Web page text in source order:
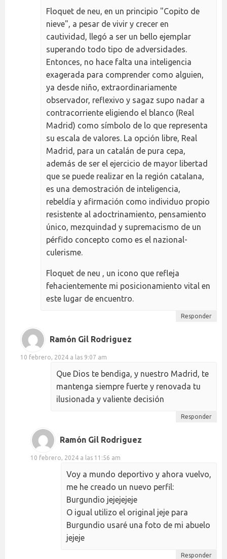
Floquet de neu, en un principio "Copito de
nieve", a pesar de vivir y crecer en
cautividad, llegó a ser un bello ejemplar
superando todo tipo de adversidades.
Entonces, no hace falta una inteligencia
exagerada para comprender como alguien,
ya desde niño, extraordinariamente
observador, reflexivo y sagaz supo nadar a
contracorriente eligiendo el blanco (Real
Madrid) como símbolo de lo que representa
su escala de valores. La opción libre, Real
Madrid, para un catalán de pura cepa,
además de ser el ejercicio de mayor libertad
que se puede realizar en la región catalana,
es una demostración de inteligencia,
rebeldía y afirmación como individuo propio
resistente al adoctrinamiento, pensamiento
único, mezquindad y supremacismo de un
pérfido concepto como es el nazional-
culerisme.
Floquet de neu , un icono que refleja
fehacientemente mi posicionamiento vital en
este lugar de encuentro.
Responder
Ramón Gil Rodriguez
10 febrero, 2024 a las 9:07 am
Que Dios te bendiga, y nuestro Madrid, te
mantenga siempre fuerte y renovada tu
ilusionada y valiente decisión
Responder
Ramón Gil Rodriguez
10 febrero, 2024 a las 11:56 am
Voy a mundo deportivo y ahora vuelvo,
me he creado un nuevo perfil:
Burgundio jejejejeje
O igual utilizo el original jeje para
Burgundio usaré una foto de mi abuelo
jejeje
Responder